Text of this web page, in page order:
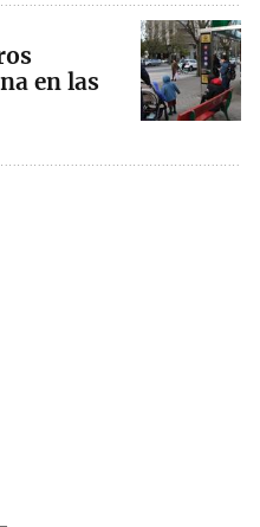
en las